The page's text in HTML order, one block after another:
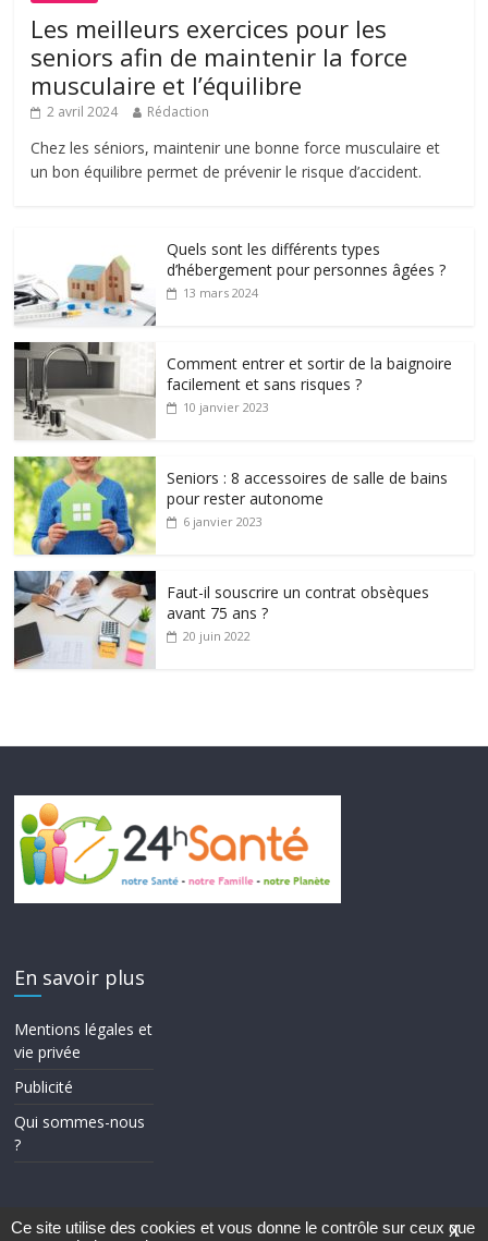
Les meilleurs exercices pour les
seniors afin de maintenir la force
musculaire et l’équilibre
2 avril 2024 Rédaction
Chez les séniors, maintenir une bonne force musculaire et
un bon équilibre permet de prévenir le risque d’accident.
Quels sont les différents types
d’hébergement pour personnes âgées ?
13 mars 2024
Comment entrer et sortir de la baignoire
facilement et sans risques ?
10 janvier 2023
Seniors : 8 accessoires de salle de bains
pour rester autonome
6 janvier 2023
Faut-il souscrire un contrat obsèques
avant 75 ans ?
20 juin 2022
En savoir plus
Mentions légales et
vie privée
Publicité
Qui sommes-nous
?
X
Ce site utilise des cookies et vous donne le contrôle sur ceux que